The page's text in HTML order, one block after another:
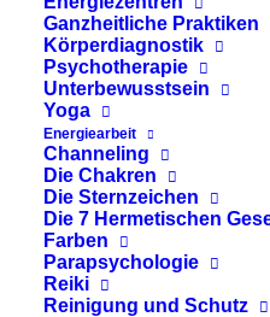
Ganzheitliche Praktiken
Körperdiagnostik
Psychotherapie
Unterbewusstsein
Yoga
Energiearbeit
Channeling
Die Chakren
Die Sternzeichen
Die 7 Hermetischen
Farben
Parapsychologie
Reiki
Reinigung und Schutz